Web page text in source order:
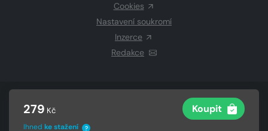
279 Kč Koupit
Ihned ke stažení ?
Cookies
Nastavení soukromí
Inzerce
Redakce
CZECH NEWS CENTER a.s.a dodavatelé
Vysázeno